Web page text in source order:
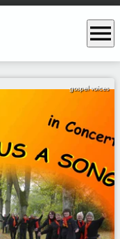
menu
gospel voices